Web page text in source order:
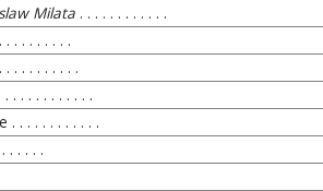
Milata . . . . . . . . . . . .
. . . . . . . .
. . . . . . . . .
. . . . . . . . . .
. . . . . . . . . . .
. . . . .